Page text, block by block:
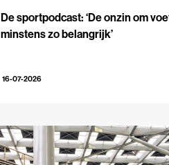
De sportpodcast: ‘De onzin om
minstens zo belangrijk’
16-07-2026